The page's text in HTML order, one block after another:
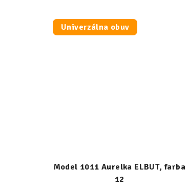
Univerzálna obuv
Model 1011 Aurelka ELBUT, farba
12